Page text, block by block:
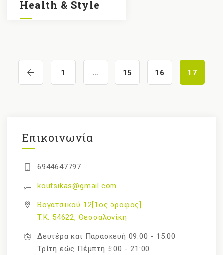
Health & Style
1 … 15 16 17
Επικοινωνία
6944647797
koutsikas@gmail.com
Βογατσικού 12[1ος όροφος]
T.K. 54622, Θεσσαλονίκη
Δευτέρα και Παρασκευή 09:00 - 15:00
Τρίτη εώς Πέμπτη 5:00 - 21:00